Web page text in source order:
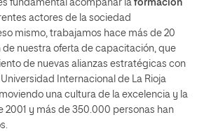
fundamental acompañar la formación
actores de la sociedad
mismo, trabajamos hace más de 20
de nuestra oferta de capacitación, que
de nuevas alianzas estratégicas con
Internacional de La Rioja
una cultura de la excelencia y la
2001 y más de 350.000 personas han